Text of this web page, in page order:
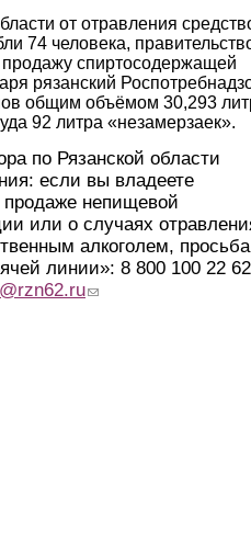
от отравления
74 человека,
продажу спиртосодержащей
рязанский
общим объёмом 30,293
92 литра «незамерзаек».
по Рязанской области
если вы владеете
непищевой
или о случаях
алкоголем, просьба
линии»: 8 800 100 22
(link sends e-mail)